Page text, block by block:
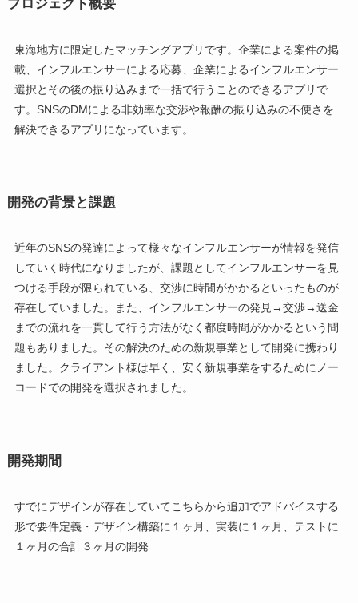
プロジェクト概要
東海地方に限定したマッチングアプリです。企業による案件の掲
載、インフルエンサーによる応募、企業によるインフルエンサー
選択とその後の振り込みまで一括で行うことのできるアプリで
す。SNSのDMによる非効率な交渉や報酬の振り込みの不便さを
解決できるアプリになっています。
開発の背景と課題
近年のSNSの発達によって様々なインフルエンサーが情報を発信
していく時代になりましたが、課題としてインフルエンサーを見
つける手段が限られている、交渉に時間がかかるといったものが
存在していました。また、インフルエンサーの発見→交渉→送金
までの流れを一貫して行う方法がなく都度時間がかかるという問
題もありました。その解決のための新規事業として開発に携わり
ました。クライアント様は早く、安く新規事業をするためにノー
コードでの開発を選択されました。
開発期間
すでにデザインが存在していてこちらから追加でアドバイスする
形で要件定義・デザイン構築に１ヶ月、実装に１ヶ月、テストに
１ヶ月の合計３ヶ月の開発